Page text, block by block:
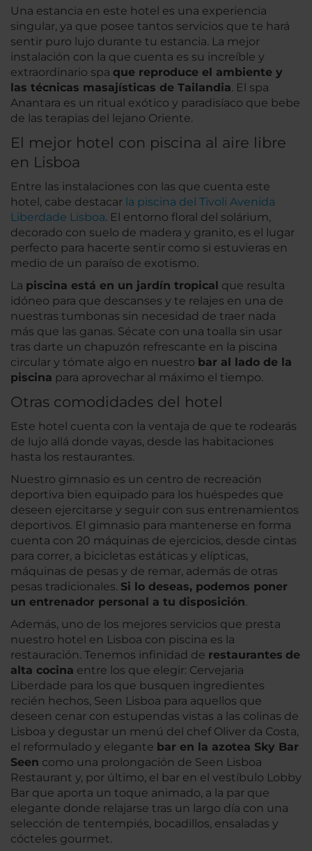
Una estancia en este hotel es una experiencia
singular, ya que posee tantos servicios que te hará
sentir puro lujo durante tu estancia. La mejor
instalación con la que cuenta es su increíble y
extraordinario spa que reproduce el ambiente y
las técnicas masajísticas de Tailandia. El spa
Anantara es un ritual exótico y paradisíaco que bebe
de las terapias del lejano Oriente.
El mejor hotel con piscina al aire libre
en Lisboa
Entre las instalaciones con las que cuenta este
hotel, cabe destacar la piscina del Tivoli Avenida
Liberdade Lisboa. El entorno floral del solárium,
decorado con suelo de madera y granito, es el lugar
perfecto para hacerte sentir como si estuvieras en
medio de un paraíso de exotismo.
La piscina está en un jardín tropical que resulta
idóneo para que descanses y te relajes en una de
nuestras tumbonas sin necesidad de traer nada
más que las ganas. Sécate con una toalla sin usar
tras darte un chapuzón refrescante en la piscina
circular y tómate algo en nuestro bar al lado de la
piscina para aprovechar al máximo el tiempo.
Otras comodidades del hotel
Este hotel cuenta con la ventaja de que te rodearás
de lujo allá donde vayas, desde las habitaciones
hasta los restaurantes.
Nuestro gimnasio es un centro de recreación
deportiva bien equipado para los huéspedes que
deseen ejercitarse y seguir con sus entrenamientos
deportivos. El gimnasio para mantenerse en forma
cuenta con 20 máquinas de ejercicios, desde cintas
para correr, a bicicletas estáticas y elípticas,
máquinas de pesas y de remar, además de otras
pesas tradicionales. Si lo deseas, podemos poner
un entrenador personal a tu disposición.
Además, uno de los mejores servicios que presta
nuestro hotel en Lisboa con piscina es la
restauración. Tenemos infinidad de restaurantes de
alta cocina entre los que elegir: Cervejaria
Liberdade para los que busquen ingredientes
recién hechos, Seen Lisboa para aquellos que
deseen cenar con estupendas vistas a las colinas de
Lisboa y degustar un menú del chef Oliver da Costa,
el reformulado y elegante bar en la azotea Sky Bar
Seen como una prolongación de Seen Lisboa
Restaurant y, por último, el bar en el vestíbulo Lobby
Bar que aporta un toque animado, a la par que
elegante donde relajarse tras un largo día con una
selección de tentempiés, bocadillos, ensaladas y
cócteles gourmet.